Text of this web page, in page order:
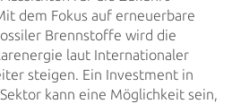
dem Fokus auf erneuerbare
Brennstoffe wird die
laut Internationaler
steigen. Ein Investment in
kann eine Möglichkeit sein,